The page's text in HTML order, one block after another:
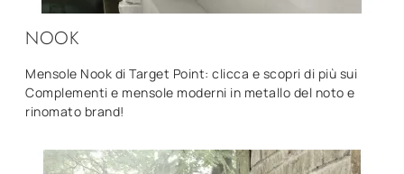
NOOK
Mensole Nook di Target Point: clicca e scopri di più sui
Complementi e mensole moderni in metallo del noto e
rinomato brand!